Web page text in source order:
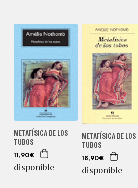
METAFÍSICA DE LOS
TUBOS
11,90€
disponible
METAFÍSICA DE LOS
TUBOS
18,90€
disponible